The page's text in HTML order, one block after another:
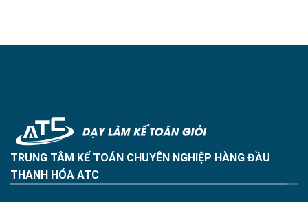
TRUNG TÂM KẾ TOÁN CHUYÊN NGHIỆP HÀNG ĐẦU
THANH HÓA ATC